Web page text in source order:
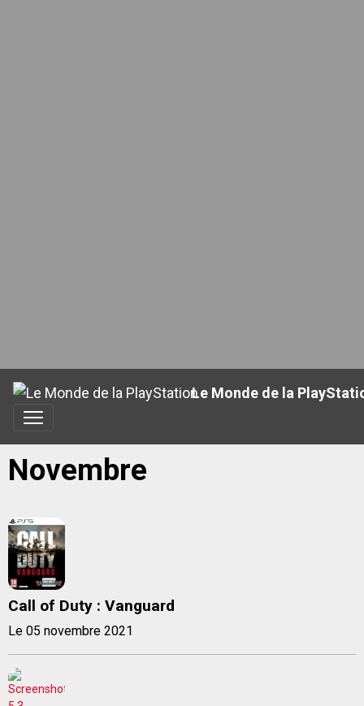
Le Monde de la
Novembre
Call of Duty : Vanguard
Le 05 novembre 2021